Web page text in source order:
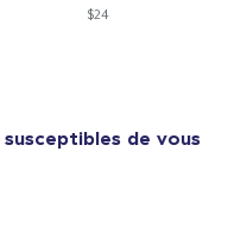
$24
susceptibles de vous